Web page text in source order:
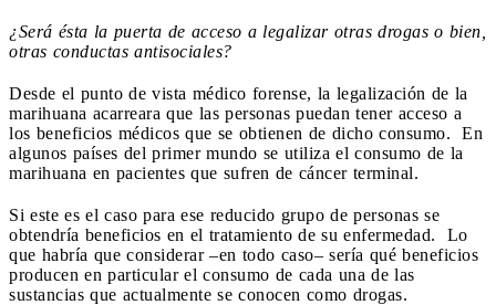
¿Será ésta la puerta de acceso a legalizar otras drogas o bien,
otras conductas antisociales?
Desde el punto de vista médico forense, la legalización de la
marihuana acarreara que las personas puedan tener acceso a
los beneficios médicos que se obtienen de dicho consumo. En
algunos países del primer mundo se utiliza el consumo de la
marihuana en pacientes que sufren de cáncer terminal.
Si este es el caso para ese reducido grupo de personas se
obtendría beneficios en el tratamiento de su enfermedad. Lo
que habría que considerar –en todo caso– sería qué beneficios
producen en particular el consumo de cada una de las
sustancias que actualmente se conocen como drogas.